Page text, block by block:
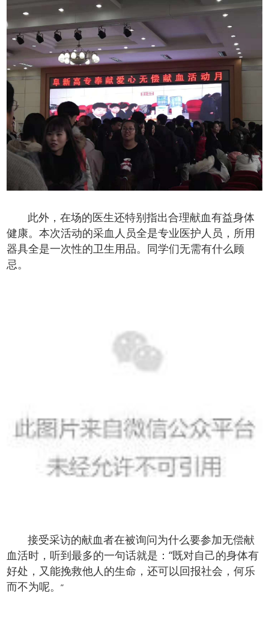
此外，在场的医生还特别指出合理献血有益身体
健康。本次活动的采血人员全是专业医护人员，所用
器具全是一次性的卫生用品。同学们无需有什么顾
忌。
接受采访的献血者在被询问为什么要参加无偿献
血活时，听到最多的一句话就是：“既对自己的身体有
好处，又能挽救他人的生命，还可以回报社会，何乐
而不为呢。”